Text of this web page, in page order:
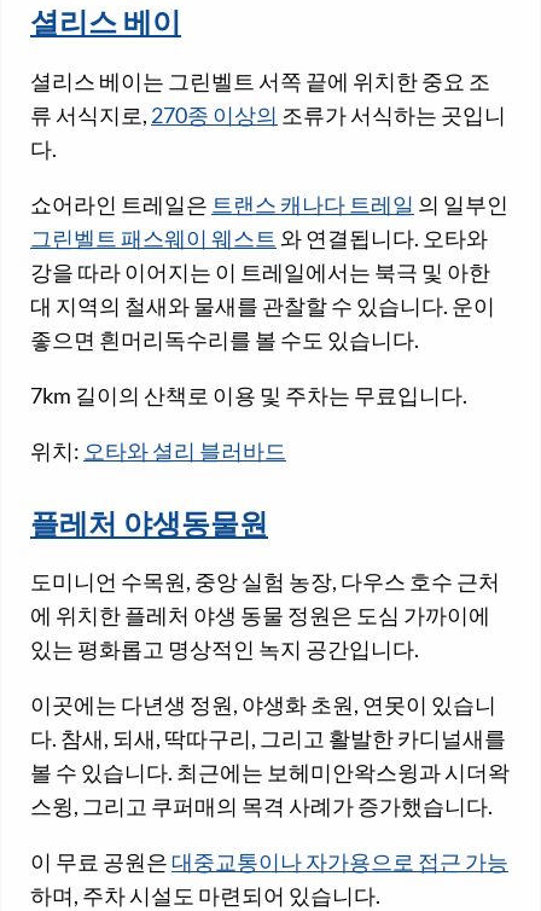
셜리스 베이
셜리스 베이는 그린벨트 서쪽 끝에 위치한 중요 조
류 서식지로, 270종 이상의 조류가 서식하는 곳입니
다.
쇼어라인 트레일은 트랜스 캐나다 트레일 의 일부인
그린벨트 패스웨이 웨스트 와 연결됩니다. 오타와
강을 따라 이어지는 이 트레일에서는 북극 및 아한
대 지역의 철새와 물새를 관찰할 수 있습니다. 운이
좋으면 흰머리독수리를 볼 수도 있습니다.
7km 길이의 산책로 이용 및 주차는 무료입니다.
위치: 오타와 셜리 블러바드
플레처 야생동물원
도미니언 수목원, 중앙 실험 농장, 다우스 호수 근처
에 위치한 플레처 야생 동물 정원은 도심 가까이에
있는 평화롭고 명상적인 녹지 공간입니다.
이곳에는 다년생 정원, 야생화 초원, 연못이 있습니
다. 참새, 되새, 딱따구리, 그리고 활발한 카디널새를
볼 수 있습니다. 최근에는 보헤미안왁스윙과 시더왁
스윙, 그리고 쿠퍼매의 목격 사례가 증가했습니다.
이 무료 공원은 대중교통이나 자가용으로 접근 가능
하며, 주차 시설도 마련되어 있습니다.